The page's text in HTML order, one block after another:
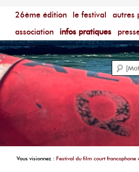
Menu principal
aller au contenu principal
aller au contenu secondaire
26ème édition le festival
autres
association
infos pratiques
Festival du Film Court
Vous visionnez :Festival du film court francophone